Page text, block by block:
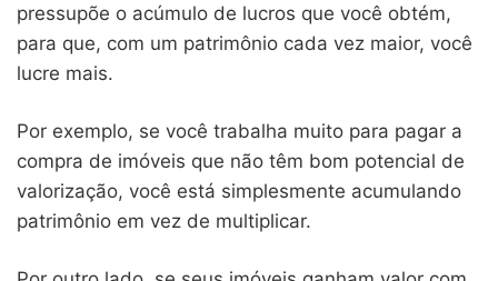
pressupõe o acúmulo de lucros que você obtém,
para que, com um patrimônio cada vez maior, você
lucre mais.
Por exemplo, se você trabalha muito para pagar a
compra de imóveis que não têm bom potencial de
valorização, você está simplesmente acumulando
patrimônio em vez de multiplicar.